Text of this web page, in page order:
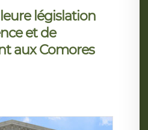
législation
et de
aux Comores